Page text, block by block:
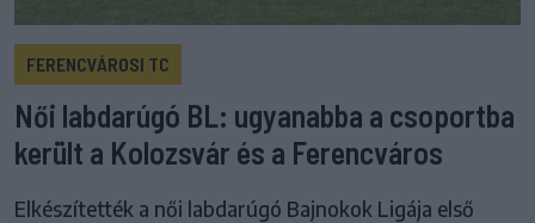
FERENCVÁROSI TC
Női labdarúgó BL: ugyanabba a csoportba
került a Kolozsvár és a Ferencváros
Elkészítették a női labdarúgó Bajnokok Ligája első